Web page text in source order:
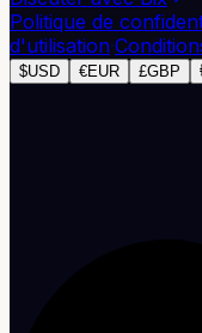
Politique de
d'utilisation·
$USD €EUR £GBP